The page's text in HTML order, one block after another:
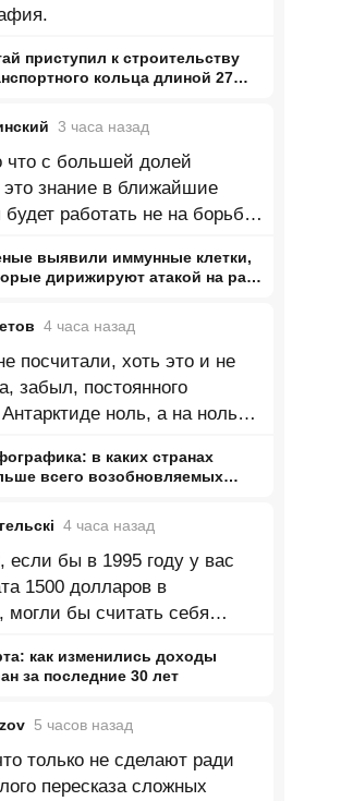
приступил к строительству
кольца длиной 27
3 часа назад
что с большей долей
это знание в ближайшие
будет работать не на борьбу
выявили иммунные клетки,
дирижируют атакой на рак,
4 часа назад
посчитали, хоть это и не
забыл, постоянного
ноль, а на ноль
в каких странах
всего возобновляемых
4 часа назад
если бы в 1995 году у вас
1500 долларов в
могли бы считать себя
как изменились доходы
за последние 30 лет
5 часов назад
только не сделают ради
пересказа сложных